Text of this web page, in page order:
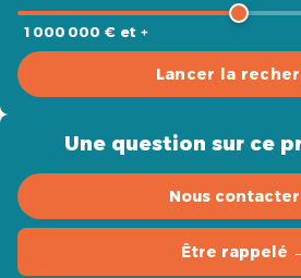
1 000 000 € et +
Lancer la
Une question sur ce
Nous
Être rappelé